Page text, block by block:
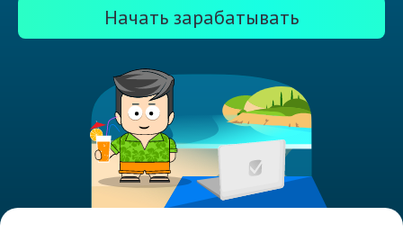
Начать зарабатывать